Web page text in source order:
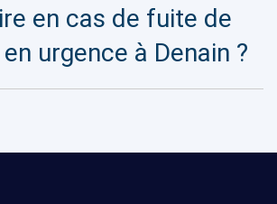
en cas de fuite de
urgence à Denain ?